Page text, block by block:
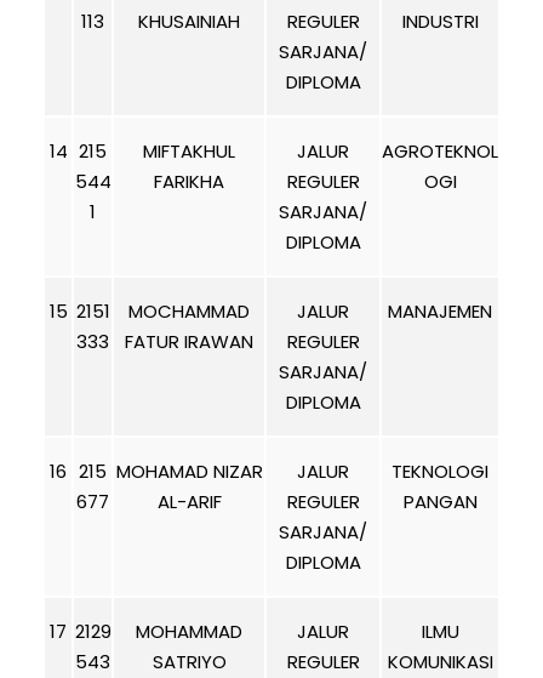
113
KHUSAINIAH
REGULER
SARJANA/
DIPLOMA
INDUSTRI
14 215
544
1
MIFTAKHUL
FARIKHA
JALUR
REGULER
SARJANA/
DIPLOMA
AGROTEKNOL
OGI
15 2151
333
MOCHAMMAD
FATUR IRAWAN
JALUR
REGULER
SARJANA/
DIPLOMA
MANAJEMEN
16 215
677
MOHAMAD NIZAR
AL-ARIF
JALUR
REGULER
SARJANA/
DIPLOMA
TEKNOLOGI
PANGAN
17 2129
543
MOHAMMAD
SATRIYO
JALUR
REGULER
ILMU
KOMUNIKASI